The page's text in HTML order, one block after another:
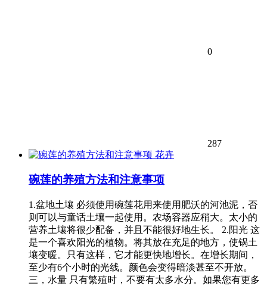
0
287
花卉
碗莲的养殖方法和注意事项
1.盆地土壤 必须使用碗莲花用来使用肥沃的河池泥，否
则可以与童话土壤一起使用。农场容器应稍大。太小的
营养土壤将很少配备，并且不能很好地生长。 2.阳光 这
是一个喜欢阳光的植物。将其放在充足的地方，使锅土
壤变暖。只有这样，它才能更快地增长。在增长期间，
至少有6个小时的光线。颜色会变得暗淡甚至不开放。
三，水量 只有繁殖时，不要有太多水分。如果您有更多